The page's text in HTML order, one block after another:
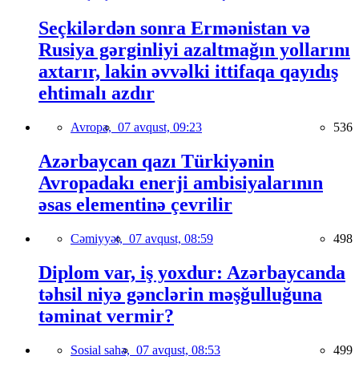
Seçkilərdən sonra Ermənistan və
Rusiya gərginliyi azaltmağın yollarını
axtarır, lakin əvvəlki ittifaqa qayıdış
ehtimalı azdır
Avropa, 07 avqust, 09:23 536
Azərbaycan qazı Türkiyənin
Avropadakı enerji ambisiyalarının
əsas elementinə çevrilir
Cəmiyyət, 07 avqust, 08:59 498
Diplom var, iş yoxdur: Azərbaycanda
təhsil niyə gənclərin məşğulluğuna
təminat vermir?
Sosial sahə, 07 avqust, 08:53 499